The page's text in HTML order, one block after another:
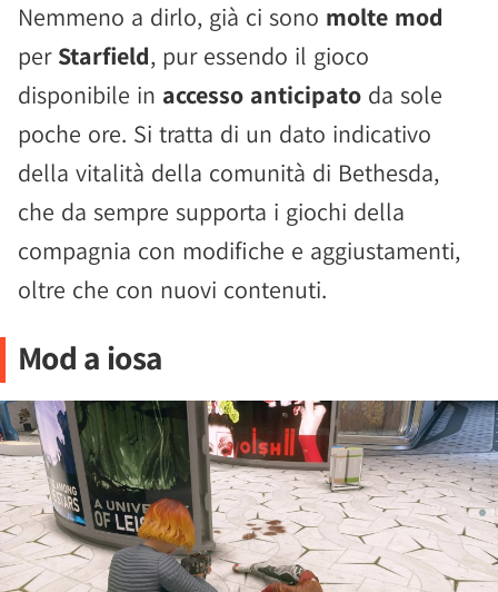
Nemmeno a dirlo, già ci sono molte mod
per Starfield, pur essendo il gioco
disponibile in accesso anticipato da sole
poche ore. Si tratta di un dato indicativo
della vitalità della comunità di Bethesda,
che da sempre supporta i giochi della
compagnia con modifiche e aggiustamenti,
oltre che con nuovi contenuti.
Mod a iosa